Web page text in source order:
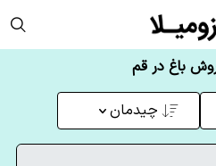
باغ در قم
چیدمان